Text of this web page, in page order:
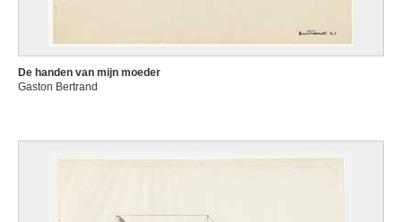
De handen van mijn moeder
Gaston Bertrand